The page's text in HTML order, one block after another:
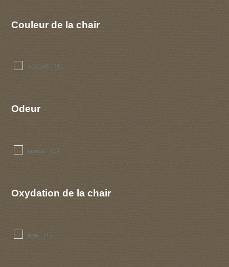
Couleur de la chair
violet (1)
Odeur
moisi (1)
Oxydation de la chair
non (1)